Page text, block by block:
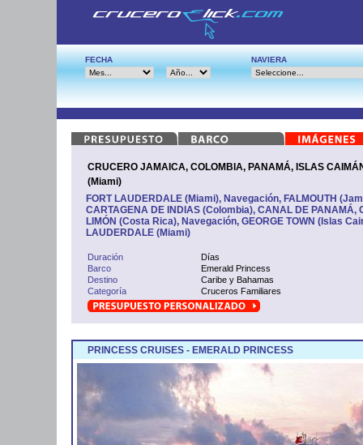
FECHA NAVIERA
CRUCERO JAMAICA, COLOMBIA, PANAMÁ, ISLAS
(Miami)
FORT LAUDERDALE (Miami), Navegación, FALMOUTH
CARTAGENA DE INDIAS (Colombia), CANAL DE PANAMÁ,
LIMÓN (Costa Rica), Navegación, GEORGE TOWN (Islas
LAUDERDALE (Miami)
Duración
Días
Barco
Emerald Princess
Destino
Caribe y Bahamas
Categoría
Cruceros Familiares
PRINCESS CRUISES - EMERALD PRINCESS